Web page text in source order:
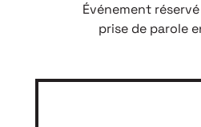
Événement
prise de parole